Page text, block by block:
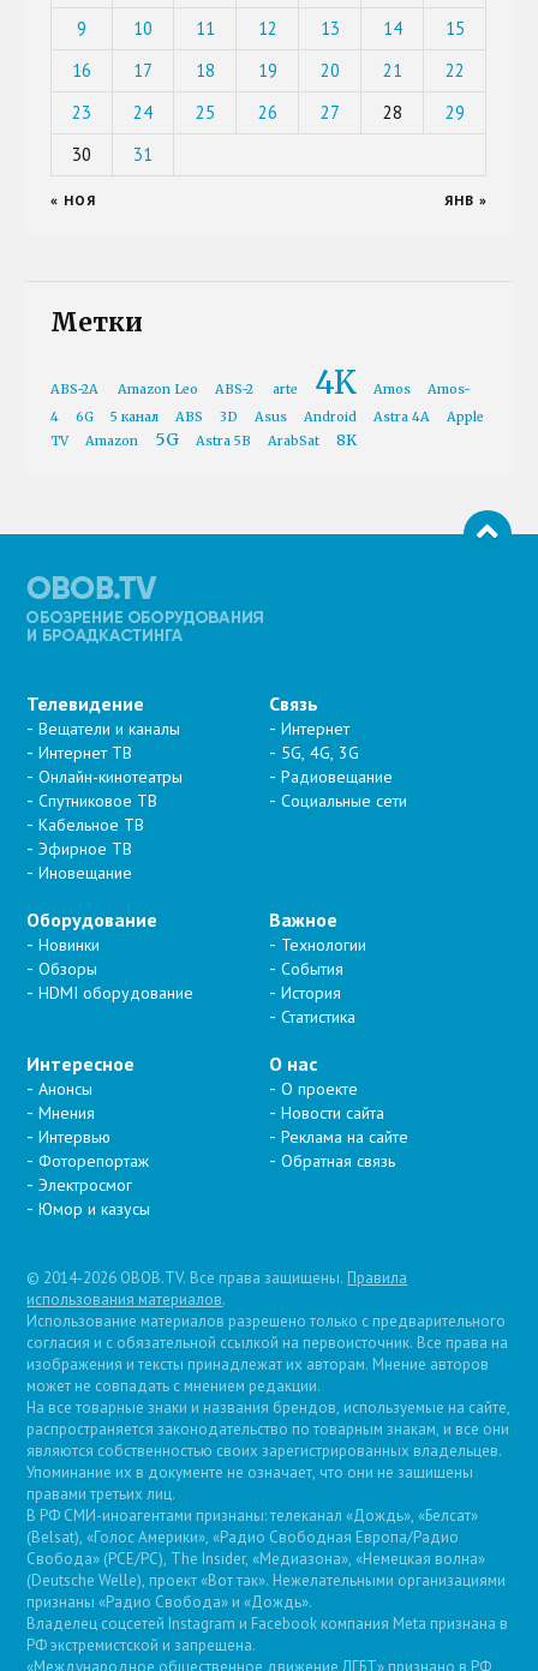
9
10 11 12 13 14
15
16
17 18 19 20 21
22
23
24 25 26 27 28
29
30
31
« НОЯ ЯНВ »
Метки
ABS-2A Amazon Leo ABS-2 arte 4K Amos
Amos-
4
6G 5 канал ABS 3D Asus Android Astra 4A
Apple
TV
Amazon 5G Astra 5B ArabSat 8K
Телевидение
Вещатели и каналы
Интернет ТВ
Онлайн-кинотеатры
Спутниковое ТВ
Кабельное ТВ
Эфирное ТВ
Иновещание
Связь
Интернет
5G, 4G, 3G
Радиовещание
Социальные сети
Оборудование
Новинки
Обзоры
HDMI оборудование
Важное
Технологии
События
История
Статистика
Интересное
Анонсы
Мнения
Интервью
Фоторепортаж
Электросмог
Юмор и казусы
О нас
О проекте
Новости сайта
Реклама на сайте
Обратная связь
© 2014-2026 OBOB.TV. Все права защищены. Правила
использования материалов.
Использование материалов разрешено только с предварительного
согласия и с обязательной ссылкой на первоисточник. Все права на
изображения и тексты принадлежат их авторам. Мнение авторов
может не совпадать с мнением редакции.
На все товарные знаки и названия брендов, используемые на сайте,
распространяется законодательство по товарным знакам, и все они
являются собственностью своих зарегистрированных владельцев.
Упоминание их в документе не означает, что они не защищены
правами третьих лиц.
В РФ СМИ-иноагентами признаны: телеканал «Дождь», «Белсат»
(Belsat), «Голос Америки», «Радио Свободная Европа/Радио
Свобода» (PCE/PC), The Insider, «Медиазона», «Немецкая волна»
(Deutsche Welle), проект «Вот так». Нежелательными организациями
признаны «Радио Свобода» и «Дождь».
Владелец соцсетей Instagram и Facebook компания Metа признана в
РФ экстремистской и запрещена.